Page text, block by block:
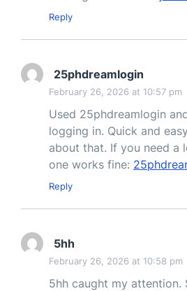
Reply
25phdreamlogin
February 26, 2026 at 10:57 pm
Used 25phdreamlogin
logging in. Quick and
about that. If you need a
one works fine:
Reply
5hh
February 26, 2026 at 10:58 pm
5hh caught my attention.